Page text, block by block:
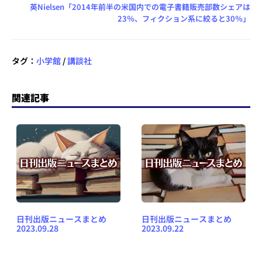
英Nielsen「2014年前半の米国内での電子書籍販売部数シェアは
23％、フィクション系に絞ると30％」
タグ： 小学館 /講談社
関連記事
日刊出版ニュースまとめ
2023.09.28
日刊出版ニュースまとめ
2023.09.22